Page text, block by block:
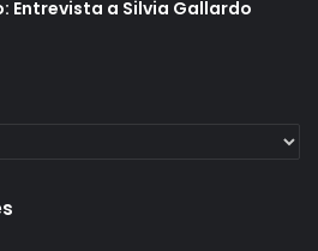
Entrevista a Silvia Gallardo